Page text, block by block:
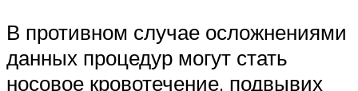
В противном случае осложнениями
данных процедур могут стать
носовое кровотечение, подвывих